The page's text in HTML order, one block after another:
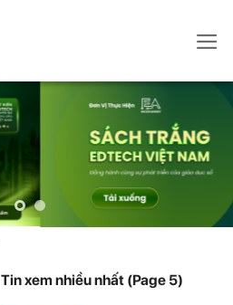
Tin xem nhiều nhất (Page 5)